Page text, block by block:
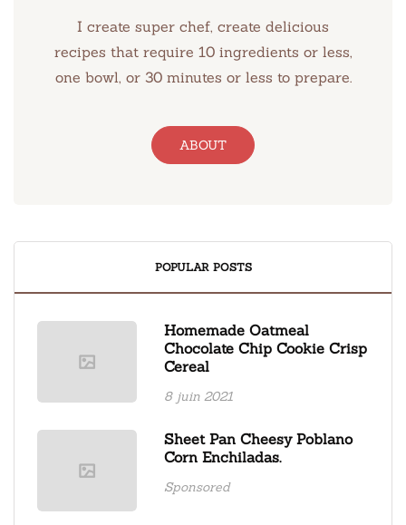
I create super chef, create delicious
recipes that require 10 ingredients or less,
one bowl, or 30 minutes or less to prepare.
ABOUT
POPULAR POSTS
Homemade Oatmeal
Chocolate Chip Cookie Crisp
Cereal
8 juin 2021
Sheet Pan Cheesy Poblano
Corn Enchiladas.
Sponsored